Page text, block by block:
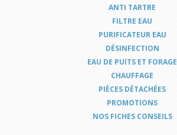
ANTI TARTRE
FILTRE EAU
PURIFICATEUR EAU
DÉSINFECTION
EAU DE PUITS ET FORAGE
CHAUFFAGE
PIÈCES DÉTACHÉES
PROMOTIONS
NOS FICHES CONSEILS